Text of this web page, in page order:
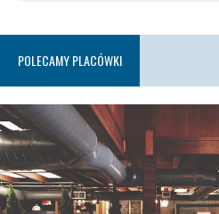
POLECAMY PLACÓWKI